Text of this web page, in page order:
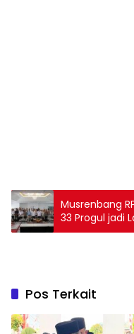
Musrenbang
33 Progul jadi
2025-2029
Pos Terkait